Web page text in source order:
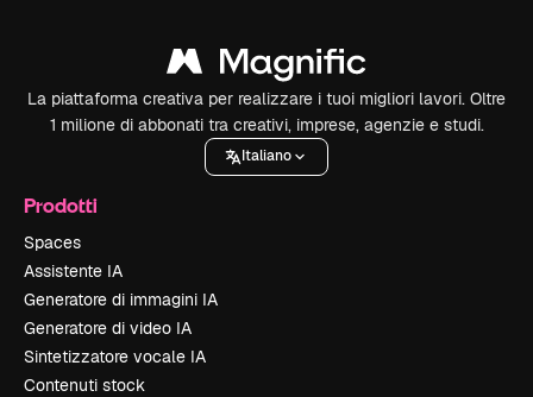
La piattaforma creativa per realizzare i tuoi migliori lavori. Oltre
1 milione di abbonati tra creativi, imprese, agenzie e studi.
Italiano
Prodotti
Spaces
Assistente IA
Generatore di immagini IA
Generatore di video IA
Sintetizzatore vocale IA
Contenuti stock